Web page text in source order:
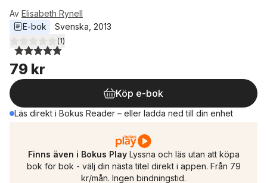
Av Elisabeth Rynell
E-bok
Svenska 2013
5,0utav 5 stjärnor. Totalt antal röster:
(1)
79 kr
Köp e-bok
Läs direkt i Bokus Reader – eller ladda ned till din enhet
Finns även i Bokus Play Lyssna och läs utan att köpa
bok för bok - välj din nästa titel direkt i appen. Från 79
kr/mån. Ingen bindningstid.